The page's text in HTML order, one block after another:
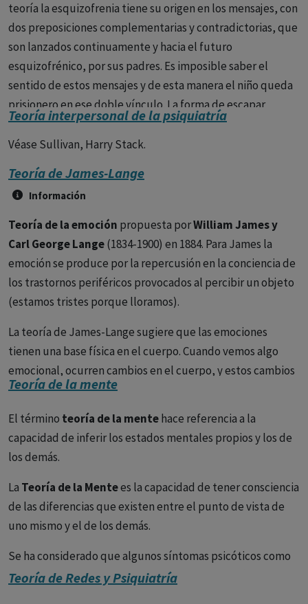
teoría la esquizofrenia tiene su origen en los mensajes, con
dos preposiciones complementarias y contradictorias, que
son lanzados continuamente y hacia el futuro
esquizofrénico, por sus padres. Es imposible saber el
sentido de estos mensajes y de esta manera el niño queda
prisionero en ese doble vínculo. La forma de escapar
puede ser de tres tipos: 1) El sujeto cree que la situación es
lógica para los demás pero no para él, surge la forma
al azar, surge la forma hebefrénica, 3)el sujeto bloquea los
canales de entrada de las comunicaciones, surge la forma
catatónica.
Teoría interpersonal de la psiquiatría
Véase Sullivan, Harry Stack.
Teoría de James-Lange
Información
Teoría de la emoción propuesta porWilliam James y
Carl George Lange(1834-1900) en 1884. Para James la
emoción se produce por la repercusión en la conciencia de
los trastornos periféricos provocados al percibir un objeto
(estamos tristes porque lloramos).
La teoría de James-Lange sugiere que las emociones
tienen una base física en el cuerpo. Cuando vemos algo
emocional, ocurren cambios en el cuerpo, y estos cambios
conforman nuestra experiencia emocional.
James explicó la teoría en su libro " Los principios de la
psicología": escribe que “sentimos pena porque lloramos,
enojados porque golpeamos, asustados porque
temblamos, y no lloramos, golpeamos o temblamos,
porque lo sentimos, enojado, o temeroso, según sea el
caso ". En otras palabras, nuestras reacciones emocionales
consisten en nuestras respuestas físicas a eventos
potencialmente emocionales en el entorno. James sugiere
que estas reacciones físicas son clave para nuestras
Teoría de la mente
El término teoría de la mentehace referencia a la
capacidad de inferir los estados mentales propios y los de
los demás.
La Teoría de la Mentees la capacidad de tener consciencia
de las diferencias que existen entre el punto de vista de
uno mismo y el de los demás.
Se ha considerado que algunos síntomas psicóticos como
los delirios de control, los delirios de persecución, la
Teoría de Redes y Psiquiatría